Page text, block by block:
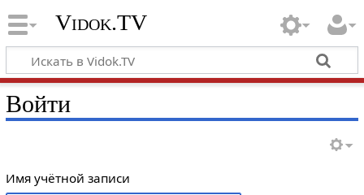
Vidok.TV
Войти
Имя учётной записи